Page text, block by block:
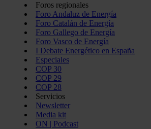
Foros regionales
Foro Andaluz de Energía
Foro Catalán de Energía
Foro Gallego de Energía
Foro Vasco de Energía
I Debate Energético en España
Especiales
COP 30
COP 29
COP 28
Servicios
Newsletter
Media kit
ON | Podcast